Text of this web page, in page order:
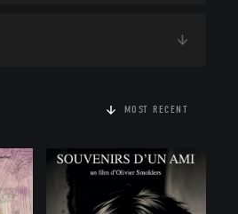
MOST RECENT